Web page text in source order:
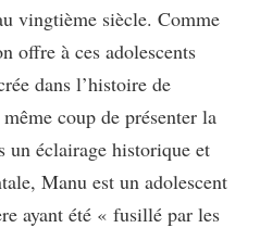
vingtième siècle. Comme
offre à ces adolescents
dans l’histoire de
coup de présenter la
un éclairage historique et
Manu est un adolescent
ayant été « fusillé par les